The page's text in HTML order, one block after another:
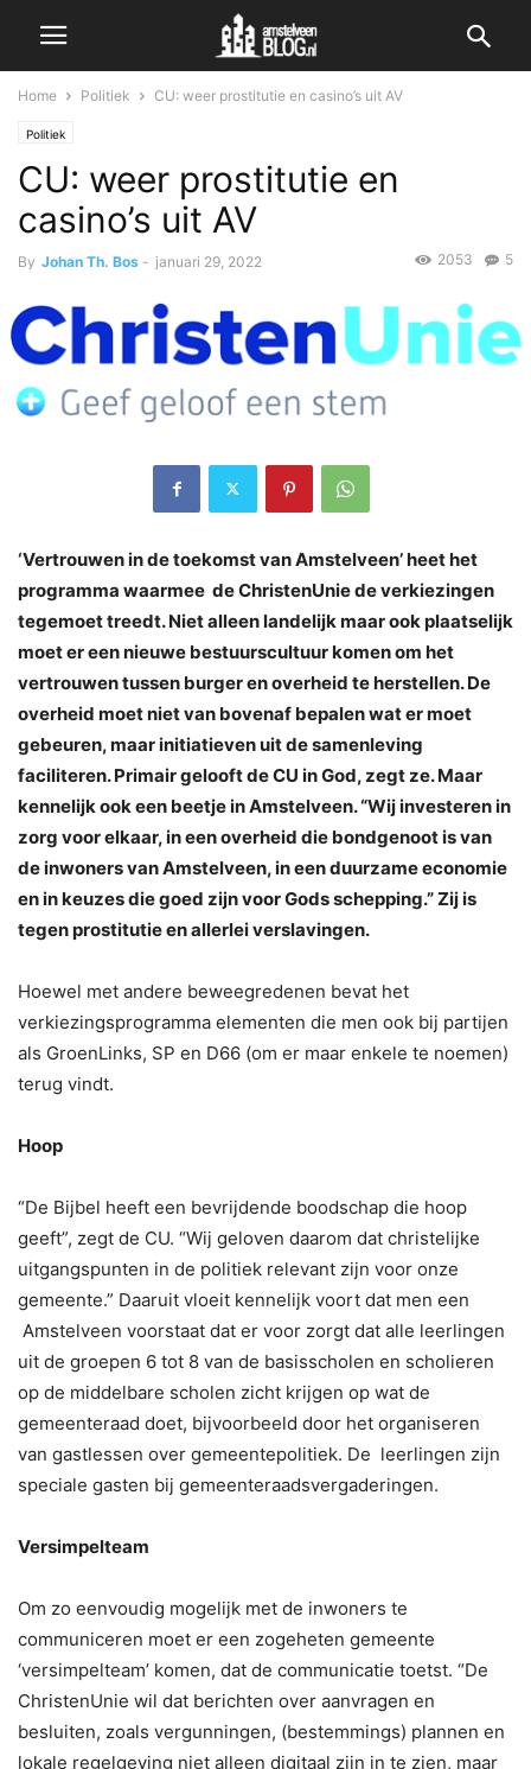
Home Politiek CU: weer prostitutie en casino’s uit AV
Politiek
CU: weer prostitutie en
casino’s uit AV
By Johan Th. Bos - januari 29, 2022 5
2053
‘Vertrouwen in de toekomst van Amstelveen’ heet het
programma waarmee de ChristenUnie de verkiezingen
tegemoet treedt. Niet alleen landelijk maar ook plaatselijk
moet er een nieuwe bestuurscultuur komen om het
vertrouwen tussen burger en overheid te herstellen. De
overheid moet niet van bovenaf bepalen wat er moet
gebeuren, maar initiatieven uit de samenleving
faciliteren. Primair gelooft de CU in God, zegt ze. Maar
kennelijk ook een beetje in Amstelveen. “Wij investeren in
zorg voor elkaar, in een overheid die bondgenoot is van
de inwoners van Amstelveen, in een duurzame economie
en in keuzes die goed zijn voor Gods schepping.” Zij is
tegen prostitutie en allerlei verslavingen.
Hoewel met andere beweegredenen bevat het
verkiezingsprogramma elementen die men ook bij partijen
als GroenLinks, SP en D66 (om er maar enkele te noemen)
terug vindt.
Hoop
“De Bijbel heeft een bevrijdende boodschap die hoop
geeft”, zegt de CU. “Wij geloven daarom dat christelijke
uitgangspunten in de politiek relevant zijn voor onze
gemeente.” Daaruit vloeit kennelijk voort dat men een
Amstelveen voorstaat dat er voor zorgt dat alle leerlingen
uit de groepen 6 tot 8 van de basisscholen en scholieren
op de middelbare scholen zicht krijgen op wat de
gemeenteraad doet, bijvoorbeeld door het organiseren
van gastlessen over gemeentepolitiek. De leerlingen zijn
speciale gasten bij gemeenteraadsvergaderingen.
Versimpelteam
Om zo eenvoudig mogelijk met de inwoners te
communiceren moet er een zogeheten gemeente
‘versimpelteam’ komen, dat de communicatie toetst. “De
ChristenUnie wil dat berichten over aanvragen en
besluiten, zoals vergunningen, (bestemmings) plannen en
lokale regelgeving niet alleen digitaal zijn in te zien, maar